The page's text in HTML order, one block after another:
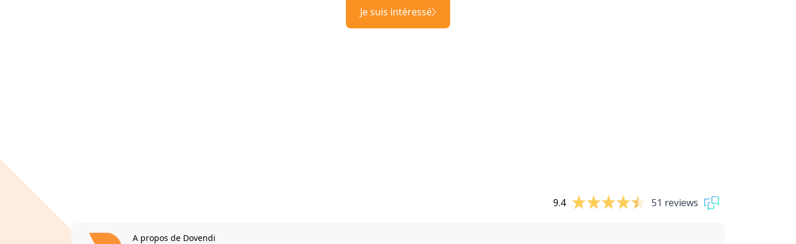
Je suis intéressé
9.4 51 reviews
A propos de Dovendi